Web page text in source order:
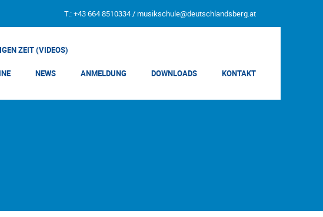
T.: +43 664 8510334 / musikschule@deutschlandsberg.at
ZEIT (VIDEOS)
NEWS ANMELDUNG DOWNLOADS KONTAKT